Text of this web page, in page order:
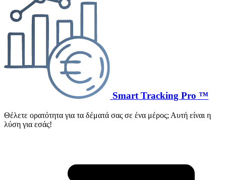
Smart Tracking Pro ™
Θέλετε ορατότητα για τα δέματά σας σε ένα μέρος; Αυτή είναι η
λύση για εσάς!